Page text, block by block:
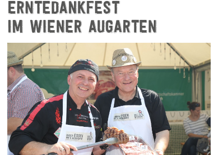
ERNTEDANKFEST
IM WIENER AUGARTEN